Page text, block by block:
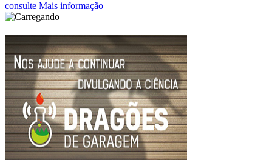
consulte Mais informação